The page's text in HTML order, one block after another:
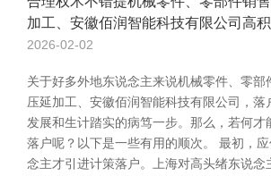
加工、安徽佰润智能科技有限公司高
2026-02-02
关于好多外地东说念主来说机械零件、零部
压延加工、安徽佰润智能科技有限公司，落
发展和生计踏实的病笃一步。那么，若何才
落户呢？以下是一些有用的顺次。 最初，
念主才引进计策落户。上海对高头绪东说念